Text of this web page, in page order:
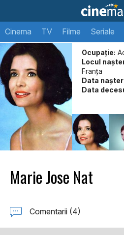
Cinema TV Filme Seriale
Ocupație:
Locul
Franţa
Data
Data
Marie Jose Nat
Comentarii (4)